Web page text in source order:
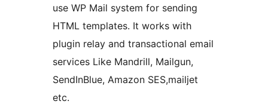
use WP Mail system for sending
HTML templates. It works with
plugin relay and transactional email
services Like Mandrill, Mailgun,
SendInBlue, Amazon SES,mailjet
etc.